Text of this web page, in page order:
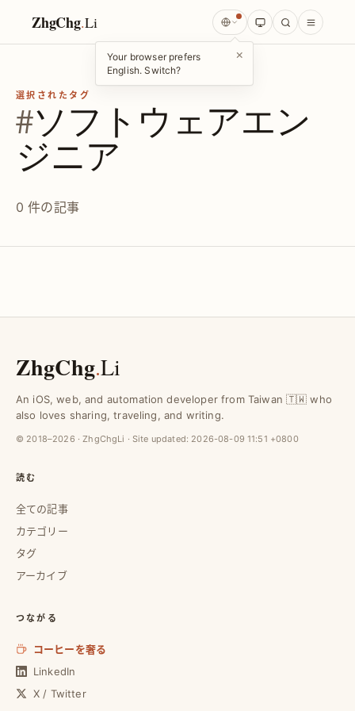
ZhgChg.Li
Your browser prefers
English. Switch?
×
選択されたタグ
#ソフトウェアエン
ジニア
0 件の記事
ZhgChg.Li
An iOS, web, and automation developer from Taiwan 🇹🇼 who
also loves sharing, traveling, and writing.
© 2018–2026 · ZhgChgLi · Site updated: 2026-08-09 11:51 +0800
読む
全ての記事
カテゴリー
タグ
アーカイブ
つながる
コーヒーを奢る
LinkedIn
X / Twitter